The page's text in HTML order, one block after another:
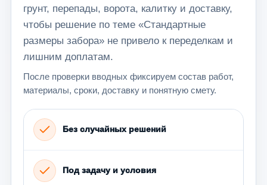
грунт, перепады, ворота, калитку и доставку,
чтобы решение по теме «Стандартные
размеры забора» не привело к переделкам и
лишним доплатам.
После проверки вводных фиксируем состав работ,
материалы, сроки, доставку и понятную смету.
Без случайных решений
Под задачу и условия